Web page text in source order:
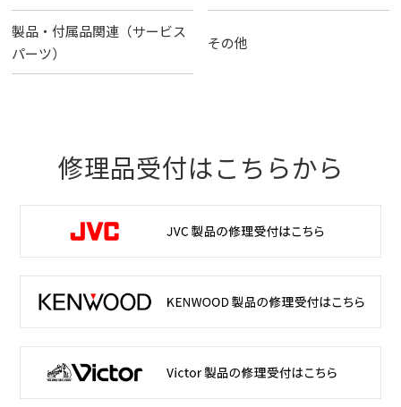
製品・付属品関連（サービス
パーツ）
その他
修理品受付はこちらから